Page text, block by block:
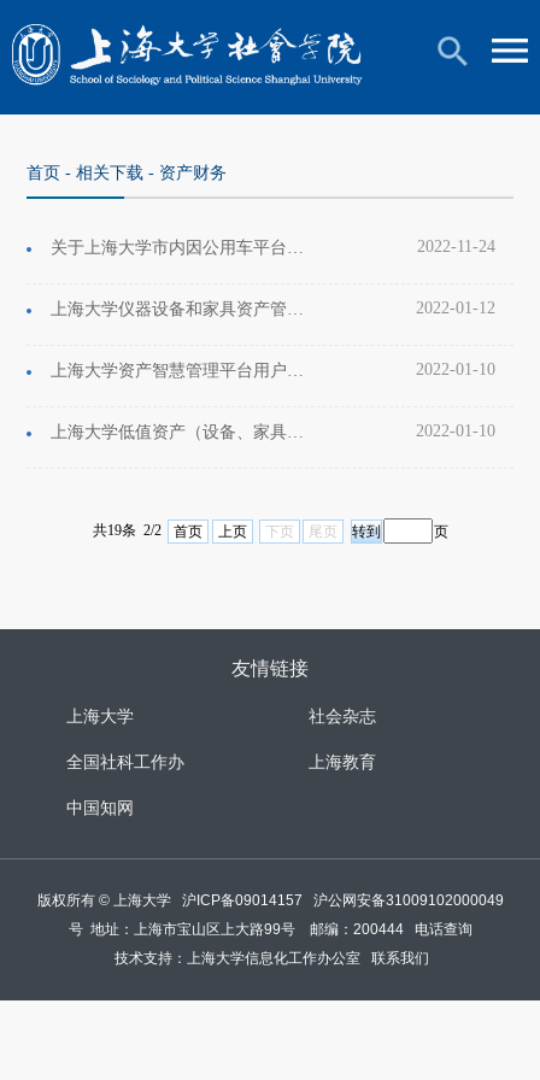
首页 -相关下载 - 资产财务
关于上海大学市内因公用车平台试运行的通知 2022-11-24
上海大学仪器设备和家具资产管理办法 2022-01-12
上海大学资产智慧管理平台用户手册-使用人 2022-01-10
上海大学低值资产（设备、家具）登记管理标准 2022-01-10
共19条 2/2 首页 上页 下页 尾页 页
友情链接
上海大学 社会杂志
全国社科工作办 上海教育
中国知网
版权所有 ©上海大学 沪ICP备09014157
沪公网安备31009102000049
号地址：上海市宝山区上大路99号 邮编：200444
电话查询
技术支持： 上海大学信息化工作办公室 联系我们